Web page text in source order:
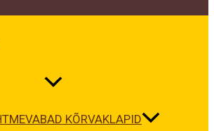
KÕRVAKLAPID